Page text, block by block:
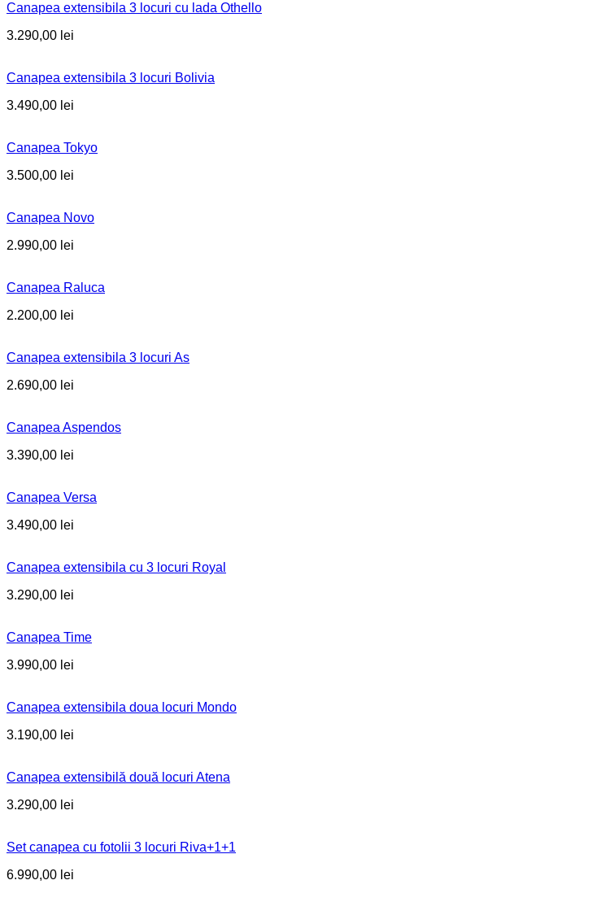
Canapea extensibila 3 locuri cu lada Othello
3.290,00 lei
Canapea extensibila 3 locuri Bolivia
3.490,00 lei
Canapea Tokyo
3.500,00 lei
Canapea Novo
2.990,00 lei
Canapea Raluca
2.200,00 lei
Canapea extensibila 3 locuri As
2.690,00 lei
Canapea Aspendos
3.390,00 lei
Canapea Versa
3.490,00 lei
Canapea extensibila cu 3 locuri Royal
3.290,00 lei
Canapea Time
3.990,00 lei
Canapea extensibila doua locuri Mondo
3.190,00 lei
Canapea extensibilă două locuri Atena
3.290,00 lei
Set canapea cu fotolii 3 locuri Riva+1+1
6.990,00 lei